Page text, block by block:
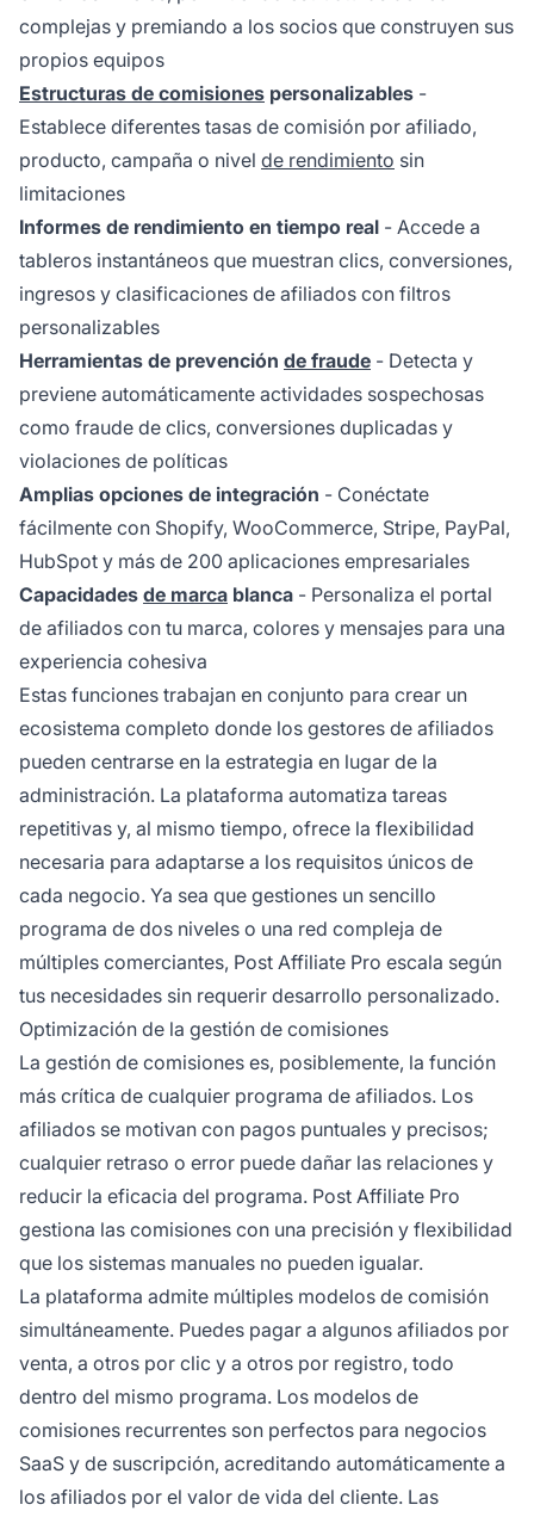
complejas y premiando a los socios que construyen sus
propios equipos
Estructuras de comisiones personalizables -
Establece diferentes tasas de comisión por afiliado,
producto, campaña o nivel de rendimiento sin
limitaciones
Informes de rendimiento en tiempo real - Accede a
tableros instantáneos que muestran clics, conversiones,
ingresos y clasificaciones de afiliados con filtros
personalizables
Herramientas de prevención de fraude - Detecta y
previene automáticamente actividades sospechosas
como fraude de clics, conversiones duplicadas y
violaciones de políticas
Amplias opciones de integración - Conéctate
fácilmente con Shopify, WooCommerce, Stripe, PayPal,
HubSpot y más de 200 aplicaciones empresariales
Capacidades de marca blanca - Personaliza el portal
de afiliados con tu marca, colores y mensajes para una
experiencia cohesiva
Estas funciones trabajan en conjunto para crear un
ecosistema completo donde los gestores de afiliados
pueden centrarse en la estrategia en lugar de la
administración. La plataforma automatiza tareas
repetitivas y, al mismo tiempo, ofrece la flexibilidad
necesaria para adaptarse a los requisitos únicos de
cada negocio. Ya sea que gestiones un sencillo
programa de dos niveles o una red compleja de
múltiples comerciantes, Post Affiliate Pro escala según
tus necesidades sin requerir desarrollo personalizado.
Optimización de la gestión de comisiones
La gestión de comisiones es, posiblemente, la función
más crítica de cualquier programa de afiliados. Los
afiliados se motivan con pagos puntuales y precisos;
cualquier retraso o error puede dañar las relaciones y
reducir la eficacia del programa. Post Affiliate Pro
gestiona las comisiones con una precisión y flexibilidad
que los sistemas manuales no pueden igualar.
La plataforma admite múltiples modelos de comisión
simultáneamente. Puedes pagar a algunos afiliados por
venta, a otros por clic y a otros por registro, todo
dentro del mismo programa. Los modelos de
comisiones recurrentes son perfectos para negocios
SaaS y de suscripción, acreditando automáticamente a
los afiliados por el valor de vida del cliente. Las